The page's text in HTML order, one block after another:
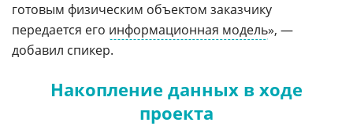
готовым физическим объектом заказчику
передается его информационная модель», —
добавил спикер.
Накопление данных в ходе
проекта